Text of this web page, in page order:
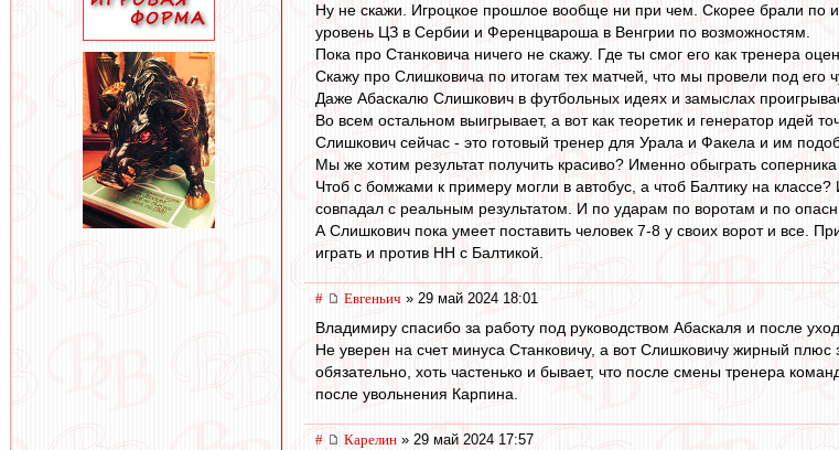
Ну не скажи. Игроцкое прошлое вообще ни при чем. Скорее брали по
уровень ЦЗ в Сербии и Ференцвароша в Венгрии по возможностям.
Пока про Станковича ничего не скажу. Где ты смог его как тренера
Скажу про Слишковича по итогам тех матчей, что мы провели под его
Даже Абаскалю Слишкович в футбольных идеях и замыслах
Во всем остальном выигрывает, а вот как теоретик и генератор идей
Слишкович сейчас - это готовый тренер для Урала и Факела и им
Мы же хотим результат получить красиво? Именно обыграть
Чтоб с бомжами к примеру могли в автобус, а чтоб Балтику на
совпадал с реальным результатом. И по ударам по воротам и по
А Слишкович пока умеет поставить человек 7-8 у своих ворот и все.
играть и против НН с Балтикой.
# Евгеньич » 29 май 2024 18:01
Владимиру спасибо за работу под руководством Абаскаля и после
Не уверен на счет минуса Станковичу, а вот Слишковичу жирный
обязательно, хоть частенько и бывает, что после смены тренера
после увольнения Карпина.
# Карелин » 29 май 2024 17:57